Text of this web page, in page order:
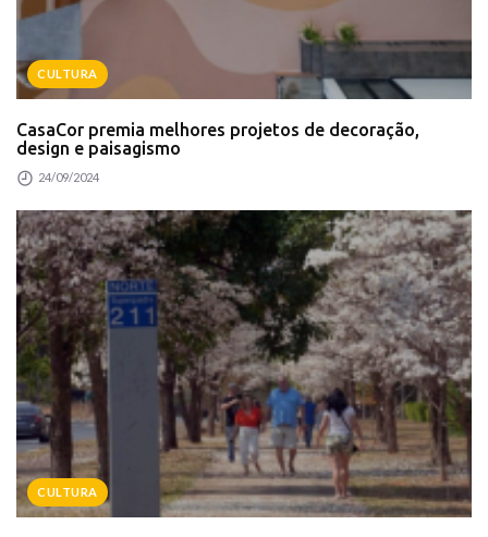
CULTURA
CasaCor premia melhores projetos de decoração,
design e paisagismo
24/09/2024
CULTURA